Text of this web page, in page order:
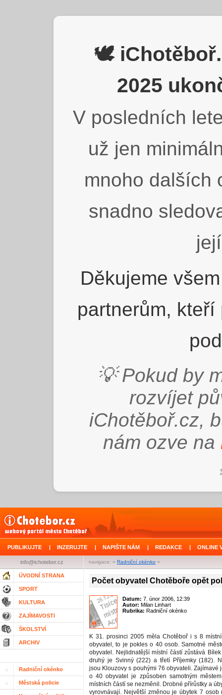
🕊️
2025
V posledních
už jen
mnoho dalších
snadno
Děkujeme
partnerům,
💡 Pokud by
rozvíjet
iChotěboř.cz,
nám ozve na
PUBLIKUJTE | INZERUJTE | NAPIŠTE NÁM | REDAKCE | ONLINE
navigace: » Radniční okénko »
info@ichotebor.cz
ÚVODNÍ STRANA
SPORT
KULTURA
ZAJÍMAVOSTI
ŠKOLSTVÍ
ARCHIV
Radniční okénko
Městská policie
Počet obyvatel Chotěboře opět
Datum: 7. únor 2006, 12:39
Autor: Milan Linhart
Rubrika: Radniční okénko
K 31. prosinci 2005 měla Chotěboř i s 8
obyvatel, to je pokles o 40 osob. Samotné
obyvatel. Nejlidnatější místní částí zůstává
druhý je Svinný (222) a třetí Příjemky (182).
jsou Klouzovy s pouhými 76 obyvateli. Zajímavé
o 40 obyvatel je způsoben samotným
místních částí se nezměnil. Drobné přírůstky a
vyrovnávají. Největší změnou je úbytek 7 osob